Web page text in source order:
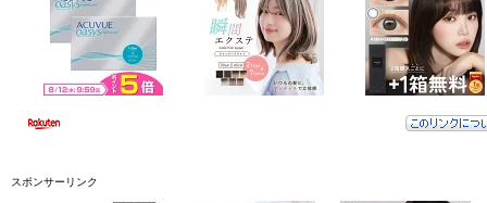
スポンサーリンク